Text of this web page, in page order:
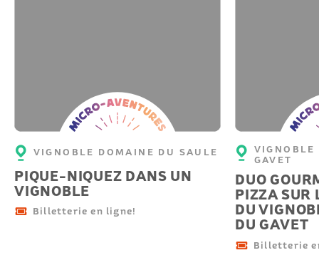
Micro-
aventure
VIGNOBLE DOMAINE DU SAULE
PIQUE-NIQUEZ DANS UN
VIGNOBLE
Billetterie en ligne!
Micro-
VIGNOBLE
GAVET
DUO
PIZZA SUR
DU
DU GAVET
Billetterie